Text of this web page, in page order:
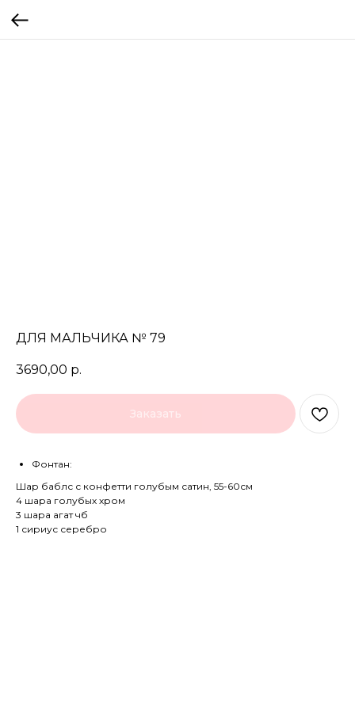
ДЛЯ МАЛЬЧИКА № 79
3690,00 р.
Заказать
Фонтан:
Шар баблс с конфетти голубым сатин, 55-60см
4 шара голубых хром
3 шара агат чб
1 сириус серебро